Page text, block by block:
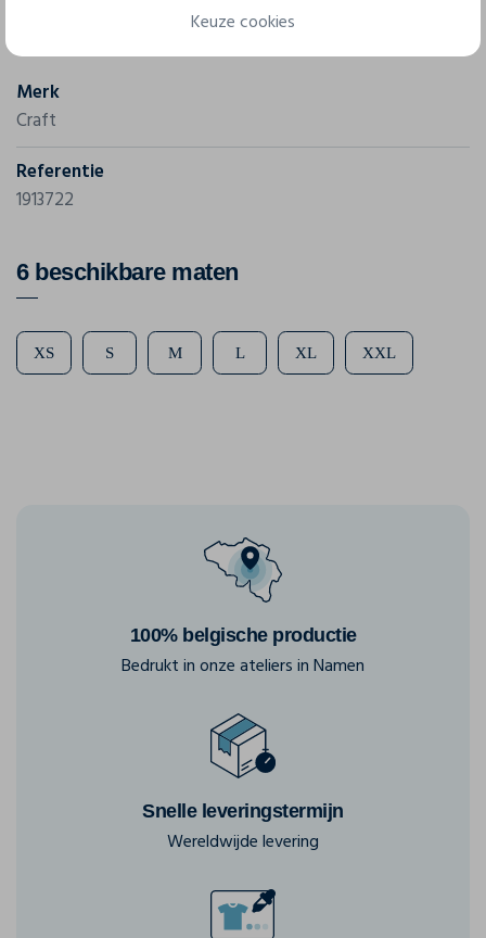
Merk
Craft
Referentie
1913722
6 beschikbare maten
XS S M L XL XXL
100% belgische productie
Bedrukt in onze ateliers in Namen
Snelle leveringstermijn
Wereldwijde levering
Keuze cookies